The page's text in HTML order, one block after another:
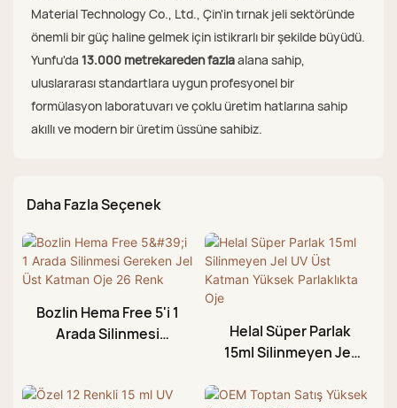
Material Technology Co., Ltd., Çin'in tırnak jeli sektöründe
önemli bir güç haline gelmek için istikrarlı bir şekilde büyüdü.
Yunfu'da 13.000 metrekareden fazlaalana sahip,
uluslararası standartlara uygun profesyonel bir
formülasyon laboratuvarı ve çoklu üretim hatlarına sahip
akıllı ve modern bir üretim üssüne sahibiz.
Daha Fazla Seçenek
Bozlin Hema Free 5'i 1
Arada Silinmesi
Helal Süper Parlak
15ml Silinmeyen Jel
Yüksek Parlaklıkta